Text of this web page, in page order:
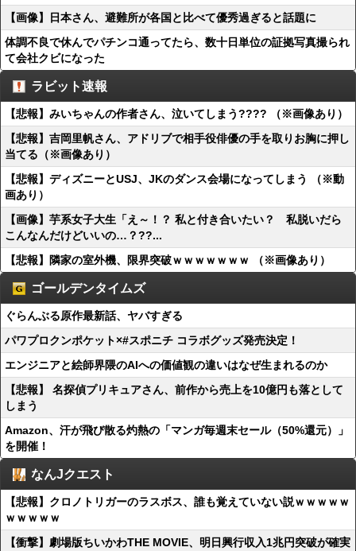
【画像】日本さん、避難所が各国と比べて優秀過ぎると話題に
体調不良で休んでパチンコ通ってたら、数十日単位の証拠写真撮られ
て会社クビになった
ラビット速報
【悲報】みいちゃんの作者さん、泣いてしまう???? （※画像あり）
【悲報】吉岡里帆さん、アドリブで相手役俳優の手を取りお胸に押し
当てる（※画像あり）
【悲報】ディズニーとUSJ、JKのダンス会場になってしまう （※動
画あり）
【画像】芋系女子大生「え～！？ 私と付き合いたい？ 私脱いだら
こんなんだけどいいの…？??...
【悲報】隣家の室外機、限界突破ｗｗｗｗｗｗｗ （※画像あり）
ゴールデンタイムズ
ぐらんぶる原作最新話、ヤバすぎる
パワプロクンポケット×#スポニチ コラボグッズ発売決定！
エンジニアと絵師界隈のAIへの価値観の違いはなぜ生まれるのか
【悲報】 名探偵プリキュアさん、前作から売上を10億円も落として
しまう
Amazon、汗が飛び散る灼熱の「マンガ毎週末セール（50%還元）」
を開催！
なんJクエスト
【悲報】クロノトリガーのラスボス、誰も覚えていない説ｗｗｗｗｗ
ｗｗｗｗｗ
【衝撃】劇場版ちいかわTHE MOVIE、明日興行収入1兆円突破が確実